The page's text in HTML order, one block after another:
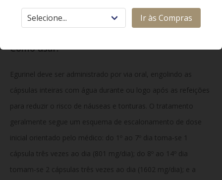
Cápsulas de 267 mg. Embalagem contendo 270 cápsulas.
Como usar:
Egurinel deve ser administrado por via oral, engolindo as
cápsulas inteiras com água durante ou logo após as refeições
para reduzir o risco de náuseas e tonturas. O tratamento
geralmente segue um esquema de escalonamento de dose
inicial orientado pelo médico: do 1º ao 7º dia toma-se 1
cápsula três vezes ao dia (801 mg/dia); do 8º ao 14º dia
tomam-se 2 cápsulas três vezes ao dia (1602 mg/dia); e a
Ir às Compras